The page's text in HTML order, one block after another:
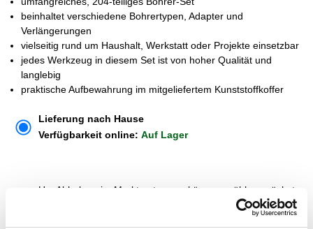
beinhaltet verschiedene Bohrertypen, Adapter und
Verlängerungen
vielseitig rund um Haushalt, Werkstatt oder Projekte einsetzbar
jedes Werkzeug in diesem Set ist von hoher Qualität und
langlebig
praktische Aufbewahrung im mitgeliefertem Kunststoffkoffer
Lieferung nach Hause
Verfügbarkeit online: Auf Lager
Um Abholung im Markt nutzen zu können, wähle zunächst